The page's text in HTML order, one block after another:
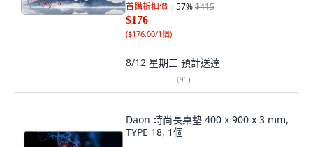
首購折扣價 57%$415
$176
($176.00/1個)
8/12 星期三 預計送達
(95)
Daon 時尚長桌墊 400 x 900 x 3 mm,
TYPE 18, 1個